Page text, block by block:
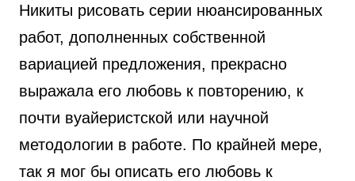
Никиты рисовать серии нюансированных
работ, дополненных собственной
вариацией предложения, прекрасно
выражала его любовь к повторению, к
почти вуайеристской или научной
методологии в работе. По крайней мере,
так я мог бы описать его любовь к